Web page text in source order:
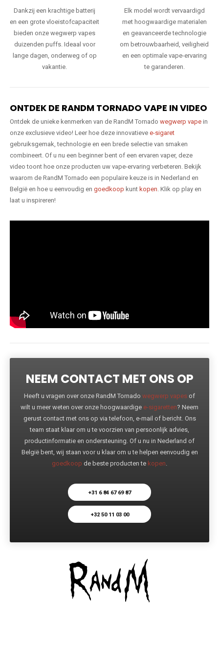
Dankzij een krachtige batterij
en een grote vloeistofcapaciteit
bieden onze wegwerp vapes
duizenden puffs. Ideaal voor
lange dagen, onderweg of op
vakantie.
Elk model wordt vervaardigd
met hoogwaardige materialen
en geavanceerde technologie
om betrouwbaarheid, veiligheid
en een optimale vape-ervaring
te garanderen.
ONTDEK DE RANDM TORNADO VAPE IN VIDEO
Ontdek de unieke kenmerken van de RandM Tornado wegwerp vape in
onze exclusieve video! Leer hoe deze innovatieve e-sigaret
gebruiksgemak, technologie en een brede selectie van smaken
combineert. Of u nu een beginner bent of een ervaren vaper, deze
video toont hoe onze producten uw vape-ervaring verbeteren. Bekijk
waarom de RandM Tornado een populaire keuze is in Nederland en
België en hoe u eenvoudig en goedkoop kunt kopen. Klik op play en
laat u inspireren!
NEEM CONTACT MET ONS OP
Heeft u vragen over onze RandM Tornado wegwerp vapes of
wilt u meer weten over onze hoogwaardige e-sigaretten? Neem
gerust contact met ons op via telefoon, e-mail of bericht. Ons
team staat klaar om u te voorzien van persoonlijk advies,
productinformatie en ondersteuning. Of u nu in Nederland of
België bent, wij staan voor u klaar om u te helpen eenvoudig en
goedkoop de beste producten te kopen.
+31 6 84 67 69 87
+32 50 11 03 00